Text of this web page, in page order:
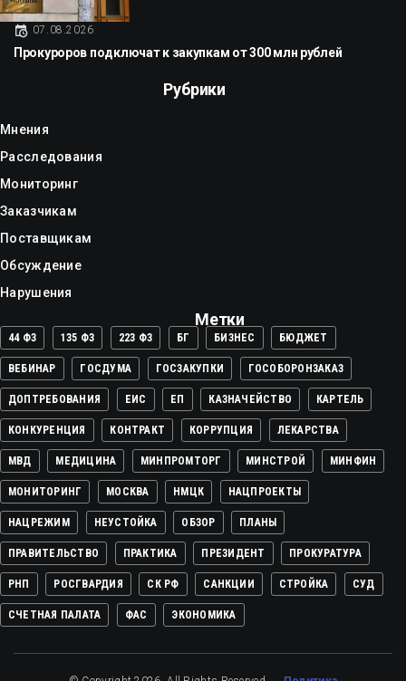
07.08.2026
Прокуроров подключат к закупкам от 300 млн рублей
Рубрики
Мнения
Расследования
Мониторинг
Заказчикам
Поставщикам
Обсуждение
Нарушения
Метки
44 ФЗ 135 ФЗ 223 ФЗ БГ БИЗНЕС БЮДЖЕТ
ВЕБИНАР ГОСДУМА ГОСЗАКУПКИ ГОСОБОРОНЗАКАЗ
ДОПТРЕБОВАНИЯ ЕИС ЕП КАЗНАЧЕЙСТВО КАРТЕЛЬ
КОНКУРЕНЦИЯ КОНТРАКТ КОРРУПЦИЯ ЛЕКАРСТВА
МВД МЕДИЦИНА МИНПРОМТОРГ МИНСТРОЙ МИНФИН
МОНИТОРИНГ МОСКВА НМЦК НАЦПРОЕКТЫ
НАЦРЕЖИМ НЕУСТОЙКА ОБЗОР ПЛАНЫ
ПРАВИТЕЛЬСТВО ПРАКТИКА ПРЕЗИДЕНТ ПРОКУРАТУРА
РНП РОСГВАРДИЯ СК РФ САНКЦИИ СТРОЙКА СУД
СЧЕТНАЯ ПАЛАТА ФАС ЭКОНОМИКА